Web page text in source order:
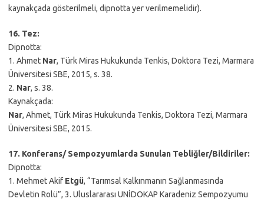
kaynakçada gösterilmeli, dipnotta yer verilmemelidir).
16. Tez:
Dipnotta:
1. Ahmet Nar, Türk Miras Hukukunda Tenkis, Doktora Tezi, Marmara
Üniversitesi SBE, 2015, s. 38.
2. Nar, s. 38.
Kaynakçada:
Nar, Ahmet, Türk Miras Hukukunda Tenkis, Doktora Tezi, Marmara
Üniversitesi SBE, 2015.
17. Konferans/ Sempozyumlarda Sunulan Tebliğler/Bildiriler:
Dipnotta:
1. Mehmet Akif Etgü, “Tarımsal Kalkınmanın Sağlanmasında
Devletin Rolü”, 3. Uluslararası UNİDOKAP Karadeniz Sempozyumu